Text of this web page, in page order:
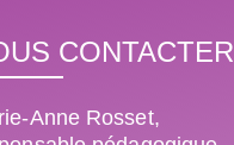
CONTACTER
Anne Rosset,